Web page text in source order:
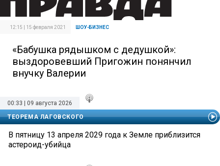
12:15 | 15 февраля 2021 ШОУ-БИЗНЕС
«Бабушка рядышком с дедушкой»:
выздоровевший Пригожин понянчил
внучку Валерии
00:33 | 09 августа 2026
ТЕОРЕМА ЛАГОВСКОГО
В пятницу 13 апреля 2029 года к Земле приблизится
астероид-убийца